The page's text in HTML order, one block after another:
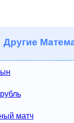
Другие
матч